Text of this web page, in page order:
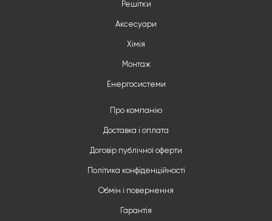
Решітки
Аксесуари
Хімія
Монтаж
Енергосистеми
Про компанію
Доставка і оплата
Договір публічної оферти
Політика конфіденційності
Обмін і повернення
Гарантія